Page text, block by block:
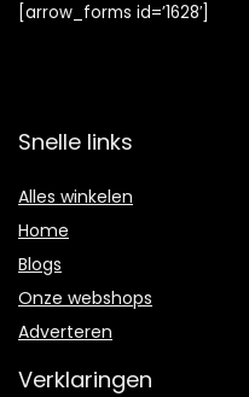
[arrow_forms id=’1628′]
Snelle links
Alles winkelen
Home
Blogs
Onze webshops
Adverteren
Verklaringen